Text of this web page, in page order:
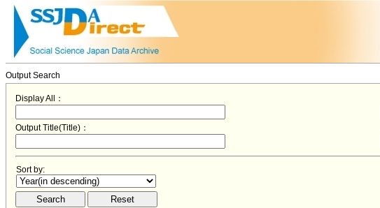
Output Search
Display All：
Output Title(Title)：
Sort by: